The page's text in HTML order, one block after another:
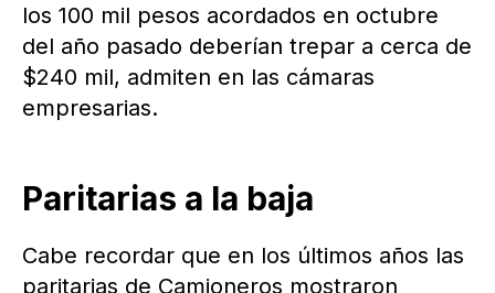
los 100 mil pesos acordados en octubre
del año pasado deberían trepar a cerca de
$240 mil, admiten en las cámaras
empresarias.
Paritarias a la baja
Cabe recordar que en los últimos años las
paritarias de Camioneros mostraron